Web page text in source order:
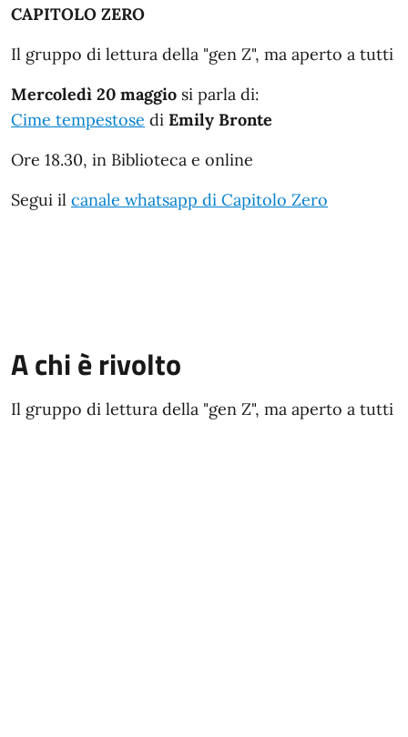
CAPITOLO ZERO
Il gruppo di lettura della "gen Z", ma aperto a tutti
Mercoledì 20 maggio si parla di:
Cime tempestose di Emily Bronte
Ore 18.30, in Biblioteca e online
Segui il canale whatsapp di Capitolo Zero
A chi è rivolto
Il gruppo di lettura della "gen Z", ma aperto a tutti